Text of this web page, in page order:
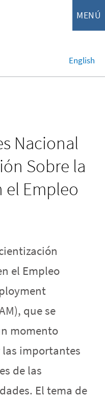
MENÚ
English
Nacional
Sobre la
el Empleo
el Empleo
que se
momento
importantes
de las
El tema de